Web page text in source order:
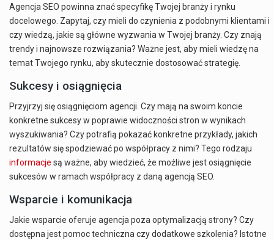
Agencja SEO powinna znać specyfikę Twojej branży i rynku
docelowego. Zapytaj, czy mieli do czynienia z podobnymi klientami i
czy wiedzą, jakie są główne wyzwania w Twojej branży. Czy znają
trendy i najnowsze rozwiązania? Ważne jest, aby mieli wiedzę na
temat Twojego rynku, aby skutecznie dostosować strategię.
Sukcesy i osiągnięcia
Przyjrzyj się osiągnięciom agencji. Czy mają na swoim koncie
konkretne sukcesy w poprawie widoczności stron w wynikach
wyszukiwania? Czy potrafią pokazać konkretne przykłady, jakich
rezultatów się spodziewać po współpracy z nimi? Tego rodzaju
informacje są ważne, aby wiedzieć, że możliwe jest osiągnięcie
sukcesów w ramach współpracy z daną agencją SEO.
Wsparcie i komunikacja
Jakie wsparcie oferuje agencja poza optymalizacją strony? Czy
dostępna jest pomoc techniczna czy dodatkowe szkolenia? Istotne